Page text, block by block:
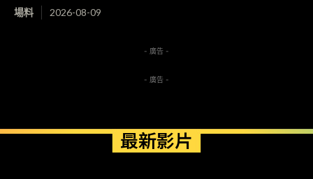
場料 2026-08-09
- 廣告 -
- 廣告 -
最新影片